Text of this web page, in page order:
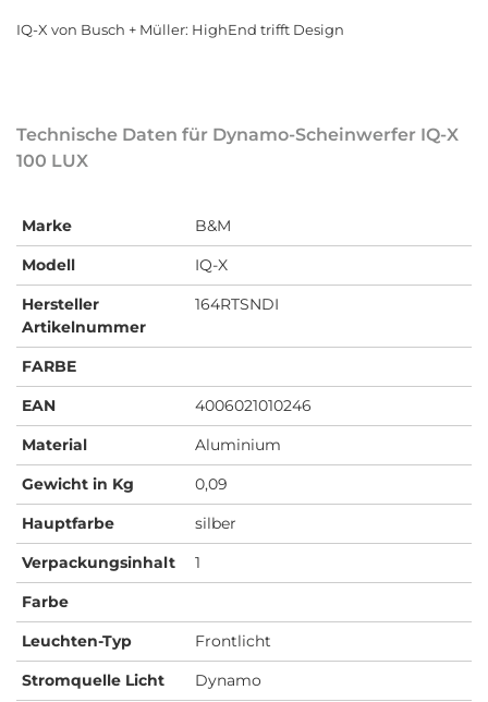
IQ-X von Busch + Müller: HighEnd trifft Design
Technische Daten für Dynamo-Scheinwerfer IQ-X
100 LUX
Marke
B&M
Modell
IQ-X
Hersteller
Artikelnummer
164RTSNDI
FARBE
EAN
4006021010246
Material
Aluminium
Gewicht in Kg
0,09
Hauptfarbe
silber
Verpackungsinhalt
1
Farbe
Leuchten-Typ
Frontlicht
Stromquelle Licht
Dynamo